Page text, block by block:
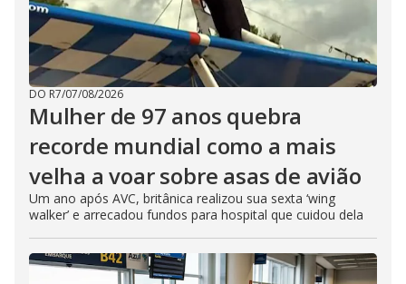
DO R7/07/08/2026
Mulher de 97 anos quebra
recorde mundial como a mais
velha a voar sobre asas de avião
Um ano após AVC, britânica realizou sua sexta ‘wing
walker’ e arrecadou fundos para hospital que cuidou dela